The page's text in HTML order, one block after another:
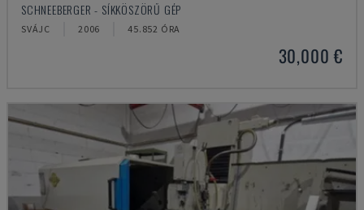
SCHNEEBERGER - SÍKKÖSZÖRŰ GÉP
SVÁJC 2006 45.852 ÓRA
30,000 €